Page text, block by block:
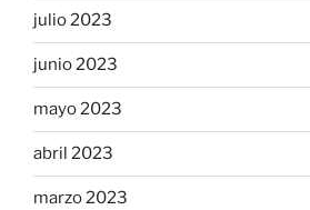
julio 2023
junio 2023
mayo 2023
abril 2023
marzo 2023